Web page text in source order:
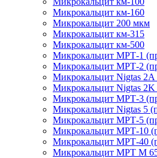
Микрокальцит км-160
Микрокальцит 200 мкм
Микрокальцит км-315
Микрокальцит км-500
Микрокальцит МРТ-1
Микрокальцит МРТ-2
Микрокальцит Nigtas
Микрокальцит Nigtas
Микрокальцит МРТ-3
Микрокальцит Nigtas 5
Микрокальцит МРТ-5
Микрокальцит МРТ-10
Микрокальцит МРТ-40
Микрокальцит МРТ М